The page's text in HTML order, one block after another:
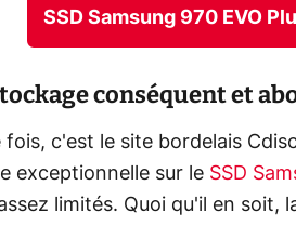
SSD Samsung 970 EVO
conséquent et
fois, c'est le site bordelais
exceptionnelle sur le SSD
limités. Quoi qu'il en soit,